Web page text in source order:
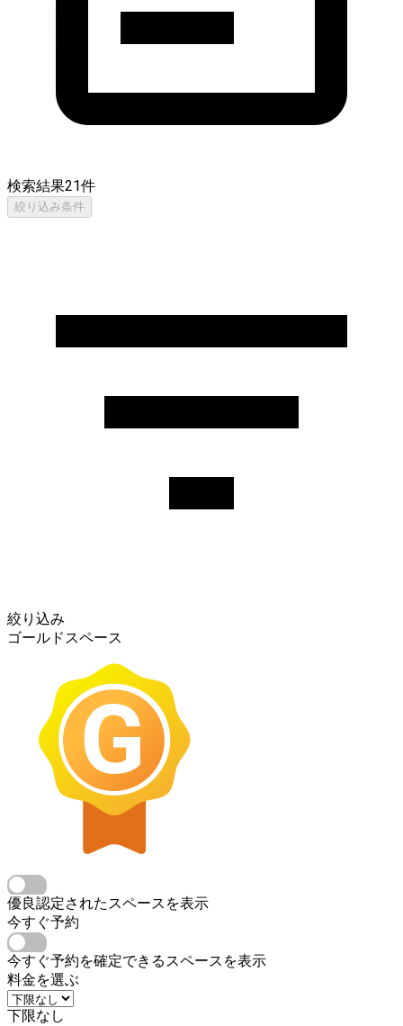
検索結果21件
絞り込み条件
絞り込み
ゴールドスペース
優良認定されたスペースを表示
今すぐ予約
今すぐ予約を確定できるスペースを表示
料金を選ぶ
下限なし